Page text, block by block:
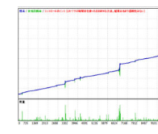
MT5インジケーター(制